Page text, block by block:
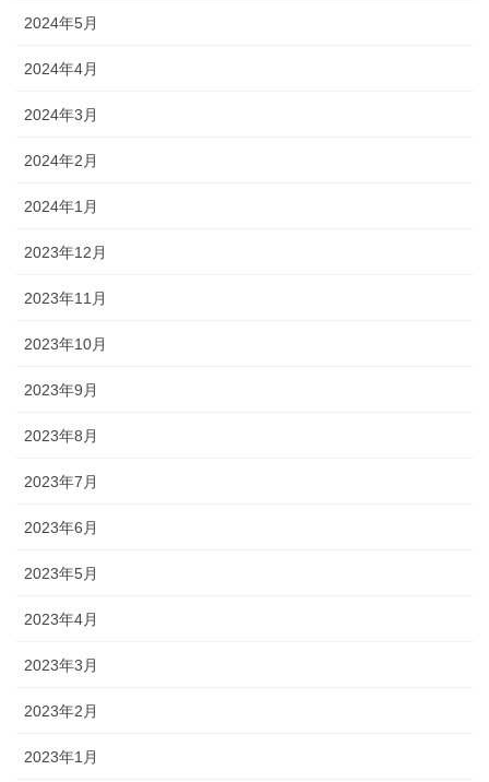
2024年5月
2024年4月
2024年3月
2024年2月
2024年1月
2023年12月
2023年11月
2023年10月
2023年9月
2023年8月
2023年7月
2023年6月
2023年5月
2023年4月
2023年3月
2023年2月
2023年1月